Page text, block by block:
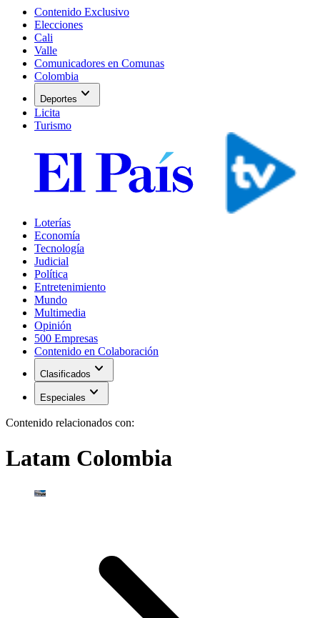
Contenido Exclusivo
Elecciones
Cali
Valle
Comunicadores en Comunas
Colombia
Deportes expand_more
Licita
Turismo
Loterías
Economía
Tecnología
Judicial
Política
Entretenimiento
Mundo
Multimedia
Opinión
500 Empresas
Contenido en Colaboración
Clasificados expand_more
Especiales expand_more
Contenido relacionados con:
Latam Colombia